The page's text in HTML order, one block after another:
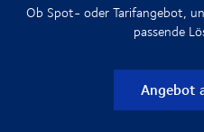
Ob Spot- oder Tarifangebot,
passende
Angebot